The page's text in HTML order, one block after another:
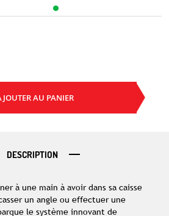
AU PANIER
DESCRIPTION
à une main à avoir dans sa caisse
un angle ou effectuer une
le système innovant de